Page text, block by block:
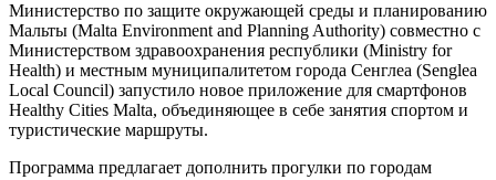
Министерство по защите окружающей среды и планированию
Мальты (Malta Environment and Planning Authority) совместно с
Министерством здравоохранения республики (Ministry for
Health) и местным муниципалитетом города Сенглеа (Senglea
Local Council) запустило новое приложение для смартфонов
Healthy Cities Malta, объединяющее в себе занятия спортом и
туристические маршруты.
Программа предлагает дополнить прогулки по городам